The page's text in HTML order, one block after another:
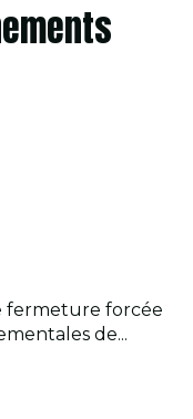
fermeture forcée
de...